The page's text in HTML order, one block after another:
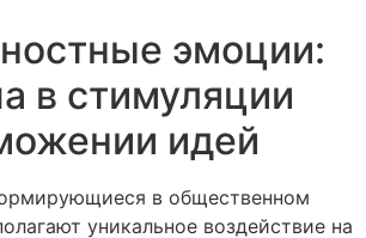
эмоции:
в стимуляции
идей
в общественном
уникальное воздействие на